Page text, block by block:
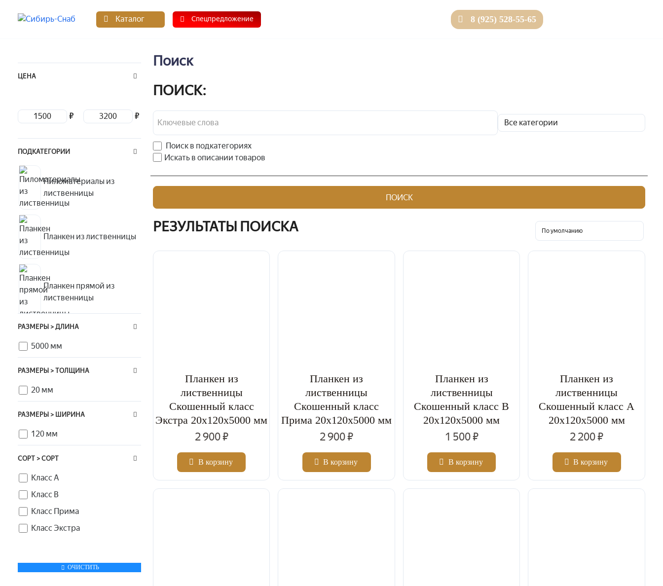
Каталог Спецпредложение 8 (925) 528-55-65
ЦЕНА
₽ ₽
ПОДКАТЕГОРИИ
Пиломатериалы из
лиственницы
Планкен из лиственницы
Планкен прямой из
лиственницы
Планкен скошенный
РАЗМЕРЫ > ДЛИНА
5000 мм
РАЗМЕРЫ > ТОЛЩИНА
20 мм
РАЗМЕРЫ > ШИРИНА
120 мм
СОРТ > СОРТ
Класс А
Класс В
Класс Прима
Класс Экстра
ОЧИСТИТЬ
Поиск
ПОИСК:
Поиск в подкатегориях
Искать в описании товаров
ПОИСК
РЕЗУЛЬТАТЫ ПОИСКА
Экстра
Планкен из
лиственницы
Скошенный класс
Экстра 20x120x5000 мм
2 900 ₽
В корзину
ПРИМА
Планкен из
лиственницы
Скошенный класс
Прима 20x120x5000 мм
2 900 ₽
В корзину
Класс B
Планкен из
лиственницы
Скошенный класс В
20x120x5000 мм
1 500 ₽
В корзину
Класс A
Планкен из
лиственницы
Скошенный класс А
20x120x5000 мм
2 200 ₽
В корзину